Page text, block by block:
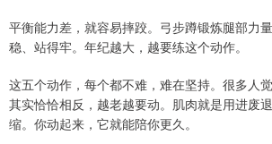
平衡能力差，就容易摔跤。弓步蹲锻炼腿部力
稳、站得牢。年纪越大，越要练这个动作。
这五个动作，每个都不难，难在坚持。很多人觉
其实恰恰相反，越老越要动。肌肉就是用进废
缩。你动起来，它就能陪你更久。